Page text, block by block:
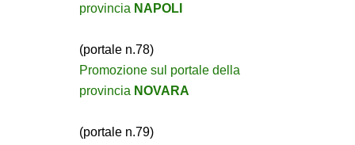
provincia NAPOLI
(portale n.78)
Promozione sul portale della
provincia NOVARA
(portale n.79)